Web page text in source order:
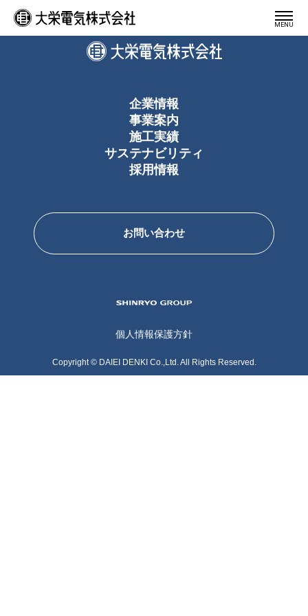
MENU
企業情報
事業案内
施工実績
サステナビリティ
採用情報
お問い合わせ
SHINRYO
個人情報保護方針
Copyright © DAIEI DENKI Co.,Ltd. All Rights Reserved.